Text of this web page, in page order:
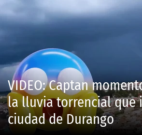
VIDEO: Captan
la lluvia torrencial que
ciudad de Durango